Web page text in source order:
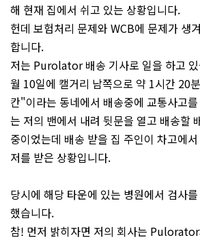
해 현재 집에서 쉬고 있는 상황입니다.
헌데 보험처리 문제와 WCB에 문제가 생
합니다.
저는 Purolator 배송 기사로 일을 하고
월 10일에 캘거리 남쪽으로 약 1시간 20
칸"이라는 동네에서 배송중에 교통사고
는 저의 밴에서 내려 뒷문을 열고 배송할
중이었는데 배송 받을 집 주인이 차고에
저를 받은 상황입니다.
당시에 해당 타운에 있는 병원에서 검사
했습니다.
참! 먼저 밝히자면 저의 회사는